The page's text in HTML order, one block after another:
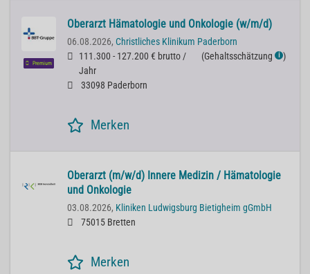
Premium
Oberarzt Hämatologie und Onkologie (w/m/d)
06.08.2026, Christliches Klinikum Paderborn
111.300 - 127.200 € brutto /
Jahr
(Gehaltsschätzung ℹ )
33098 Paderborn
Merken
Oberarzt (m/w/d) Innere Medizin / Hämatologie
und Onkologie
03.08.2026, Kliniken Ludwigsburg Bietigheim gGmbH
75015 Bretten
Merken